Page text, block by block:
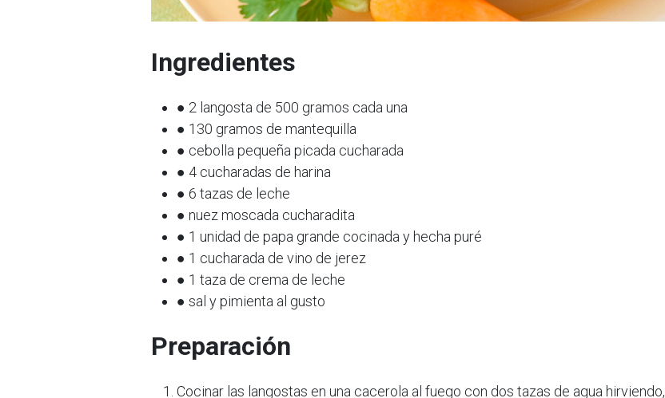
Ingredientes
● 2 langosta de 500 gramos cada una
● 130 gramos de mantequilla
● cebolla pequeña picada cucharada
● 4 cucharadas de harina
● 6 tazas de leche
● nuez moscada cucharadita
● 1 unidad de papa grande cocinada y hecha puré
● 1 cucharada de vino de jerez
● 1 taza de crema de leche
● sal y pimienta al gusto
Preparación
Cocinar las langostas en una cacerola al fuego con dos tazas de agua hirviendo,